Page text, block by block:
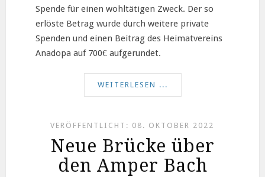
Spende für einen wohltätigen Zweck. Der so
erlöste Betrag wurde durch weitere private
Spenden und einen Beitrag des Heimatvereins
Anadopa auf 700€ aufgerundet.
WEITERLESEN ...
VERÖFFENTLICHT: 08. OKTOBER 2022
Neue Brücke über
den Amper Bach